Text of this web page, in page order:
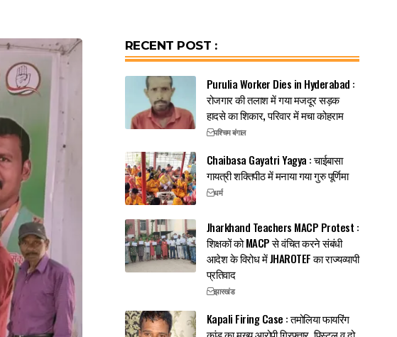
RECENT POST :
Purulia Worker Dies in Hyderabad :
रोजगार की तलाश में गया मजदूर सड़क
हादसे का शिकार, परिवार में मचा कोहराम
पश्चिम बंगाल
Chaibasa Gayatri Yagya : चाईबासा
गायत्री शक्तिपीठ में मनाया गया गुरु पूर्णिमा
धर्म
Jharkhand Teachers MACP Protest :
शिक्षकों को MACP से वंचित करने संबंधी
आदेश के विरोध में JHAROTEF का राज्यव्यापी
प्रतिवाद
झारखंड
Kapali Firing Case : तमोलिया फायरिंग